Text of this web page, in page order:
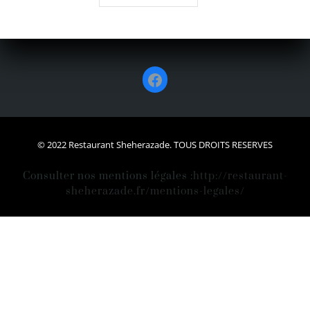
Facebook
© 2022 Restaurant Sheherazade. TOUS DROITS RESERVES
Consulter nos mentions légales : http://restaurant-
sheherazade.fr/mentions-legales/